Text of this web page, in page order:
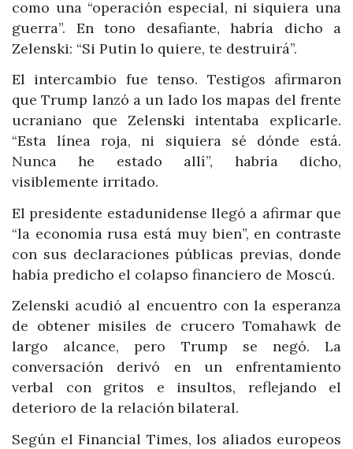
como una “operación especial, ni siquiera una
guerra”. En tono desafiante, habría dicho a
Zelenski: “Si Putin lo quiere, te destruirá”.
El intercambio fue tenso. Testigos afirmaron
que Trump lanzó a un lado los mapas del frente
ucraniano que Zelenski intentaba explicarle.
“Esta línea roja, ni siquiera sé dónde está.
Nunca he estado allí”, habría dicho,
visiblemente irritado.
El presidente estadunidense llegó a afirmar que
“la economía rusa está muy bien”, en contraste
con sus declaraciones públicas previas, donde
había predicho el colapso financiero de Moscú.
Zelenski acudió al encuentro con la esperanza
de obtener misiles de crucero Tomahawk de
largo alcance, pero Trump se negó. La
conversación derivó en un enfrentamiento
verbal con gritos e insultos, reflejando el
deterioro de la relación bilateral.
Según el Financial Times, los aliados europeos